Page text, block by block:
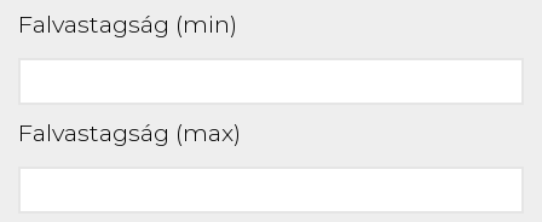
Falvastagság (min)
Falvastagság (max)